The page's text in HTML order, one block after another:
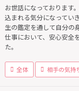
お世話になっております
込まれる気分になってい
生の鑑定を通して自分の
仕事において、安心安全
た。
全体 相手の気持